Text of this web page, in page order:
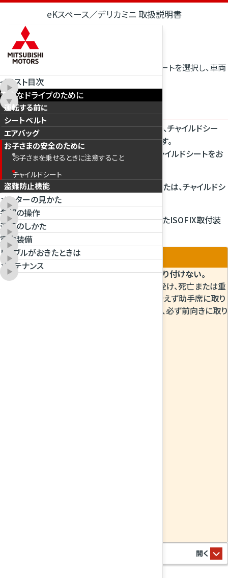
eKスペース／デリカミニ 取扱説明書
イラスト目次
安全なドライブのために
運転する前に
シートベルト
エアバッグ
お子さまの安全のために
お子さまを乗せるときに注意すること
チャイルドシート
盗難防止機能
メーターの見かた
各部の操作
運転のしかた
室内装備
トラブルがおきたときは
メンテナンス
安全なドライブのために
チャイルドシート
お子さまの年齢や体格に合わせたチャイルドシートを選択し、車両
に適切に取り付けてください。
チャイルドシートについて
チャイルドシートには、乳児用チャイルドシート、チャイルドシー
ト、ジュニアチャイルドシートの3種類があります。
お子さまの年齢や体格に合わせて、適切なチャイルドシートをお
チャイルドシートの固定方法および取り扱いかたは、チャイルドシ
ートに付属の取扱説明書に従ってください。
この車はUN R44またはR129の基準に適合したISOFIX取付装
置を標準装備しています。
助手席には、チャイルドシートを後ろ向きに取り付けない。
SRSエアバッグが作動したときに強い衝撃を受け、死亡または重
大な傷害につながるおそれがあります。やむをえず助手席に取り
付けるときは、シートをできるだけ後ろに下げ、必ず前向きに取り